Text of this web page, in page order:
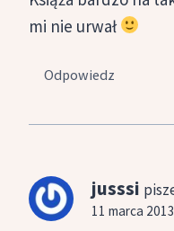
mi nie urwał
Odpowiedz
jusssi
11 marca